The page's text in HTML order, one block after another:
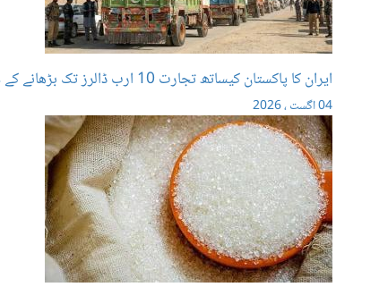
ایران کا پاکستان کیساتھ تجارت 10 ارب ڈالرز تک بڑھانے کے عزم کا اعادہ
04 اگست ، 2026